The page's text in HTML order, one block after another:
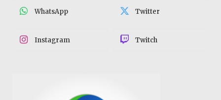
WhatsApp Twitter
Instagram Twitch